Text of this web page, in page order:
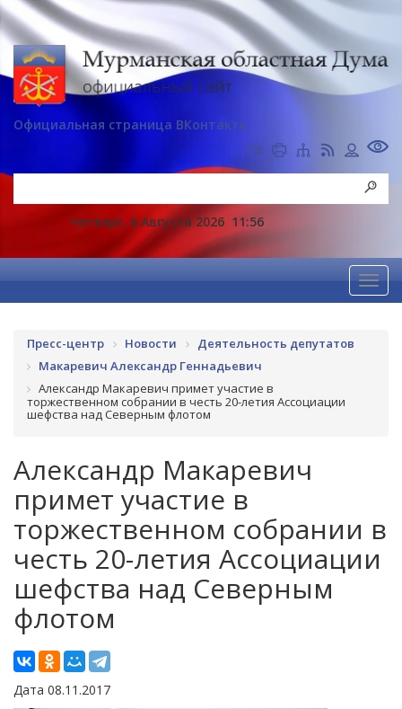
Официальная страница ВКонтакте
Четверг, 6 Августа 2026 11:56
Пресс-центр Новости
Деятельность депутатов
Макаревич Александр Геннадьевич
Александр Макаревич примет участие в
торжественном собрании в честь 20-летия Ассоциации
шефства над Северным флотом
Александр Макаревич
примет участие в
торжественном собрании в
честь 20-летия Ассоциации
шефства над Северным
флотом
Дата 08.11.2017